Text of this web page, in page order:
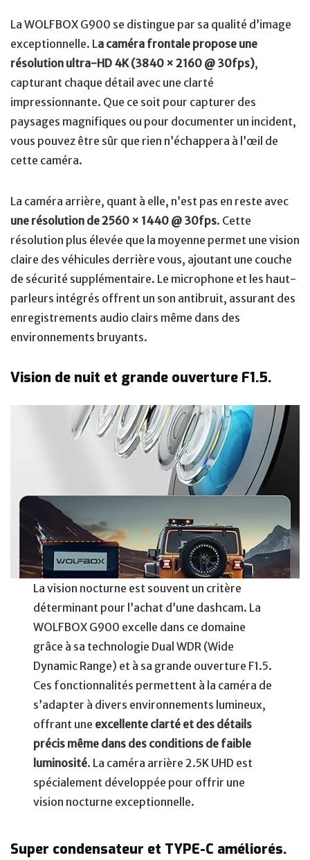
La WOLFBOX G900 se distingue par sa qualité d’image
exceptionnelle. La caméra frontale propose une
résolution ultra-HD 4K (3840 × 2160 @ 30fps),
capturant chaque détail avec une clarté
impressionnante. Que ce soit pour capturer des
paysages magnifiques ou pour documenter un incident,
vous pouvez être sûr que rien n’échappera à l’œil de
cette caméra.
La caméra arrière, quant à elle, n’est pas en reste avec
une résolution de 2560 × 1440 @ 30fps. Cette
résolution plus élevée que la moyenne permet une vision
claire des véhicules derrière vous, ajoutant une couche
de sécurité supplémentaire. Le microphone et les haut-
parleurs intégrés offrent un son antibruit, assurant des
enregistrements audio clairs même dans des
environnements bruyants.
Vision de nuit et grande ouverture F1.5.
La vision nocturne est souvent un critère
déterminant pour l’achat d’une dashcam. La
WOLFBOX G900 excelle dans ce domaine
grâce à sa technologie Dual WDR (Wide
Dynamic Range) et à sa grande ouverture F1.5.
Ces fonctionnalités permettent à la caméra de
s’adapter à divers environnements lumineux,
offrant une excellente clarté et des détails
précis même dans des conditions de faible
luminosité. La caméra arrière 2.5K UHD est
spécialement développée pour offrir une
vision nocturne exceptionnelle.
Super condensateur et TYPE-C améliorés.